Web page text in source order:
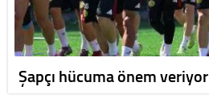
Şapçı hücuma önem veriyor